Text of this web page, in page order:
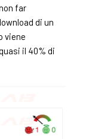
far
di un
viene
il 40% di